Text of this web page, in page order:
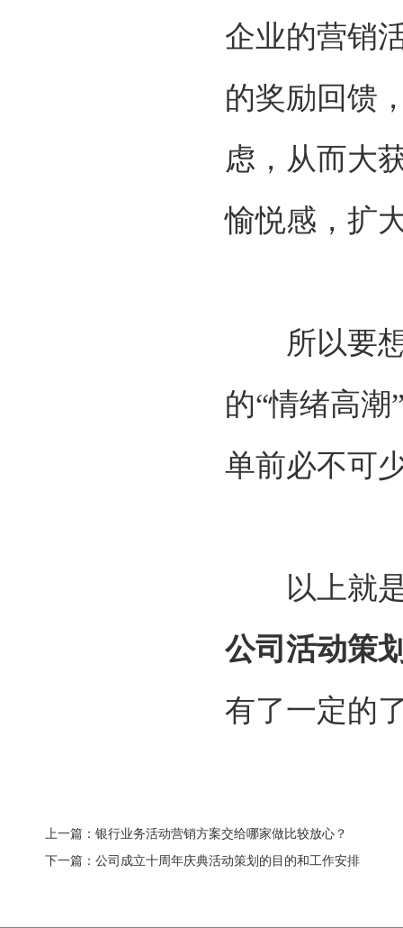
企业的营销
的奖励回馈
虑，从而大
愉悦感，扩
所以要想
的“情绪高
单前必不可
以上就是
公司活动策
有了一定的
上一篇：银行业务活动营销方案交给哪家做比较放心？
下一篇：公司成立十周年庆典活动策划的目的和工作安排